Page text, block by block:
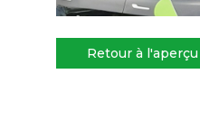
Retour à l'aperçu